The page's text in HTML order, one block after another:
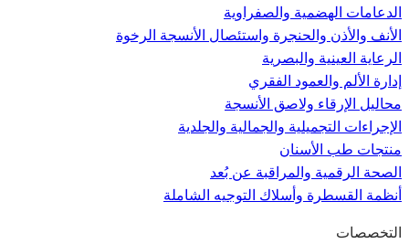
الدعامات الهضمية والصفراوية
الأنف والأذن والحنجرة واستئصال الأنسجة الرخوة
الرعاية العينية والبصرية
إدارة الألم والعمود الفقري
محاليل الإرقاء ولاصق الأنسجة
الإجراءات التجميلية والجمالية والجلدية
منتجات طب الأسنان
الصحة الرقمية والمراقبة عن بُعد
أنظمة القسطرة وأسلاك التوجيه الشاملة
التخصصات